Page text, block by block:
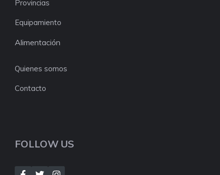
Provincias
Equipamiento
Alimentación
Quienes somos
Contacto
FOLLOW US